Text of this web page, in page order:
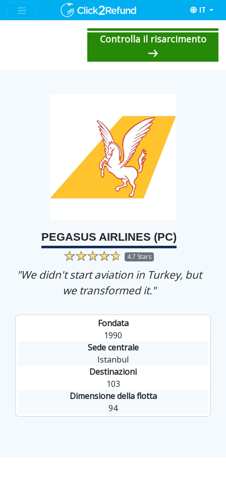
IT
Controlla il risarcimento
PEGASUS AIRLINES (PC)
4.7 Stars
"We didn't start aviation in Turkey, but
we transformed it."
Fondata
1990
Sede centrale
Istanbul
Destinazioni
103
Dimensione della flotta
94